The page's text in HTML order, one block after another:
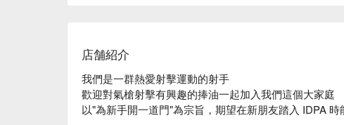
店舗紹介
我們是一群熱愛射擊運動的射手
歡迎對氣槍射擊有興趣的捧油一起加入我們這個大家庭
以"為新手開一道門"為宗旨，期望在新朋友踏入 IDPA